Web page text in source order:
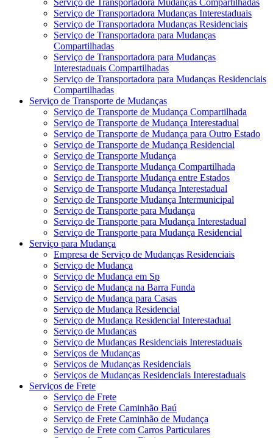
Serviço de Transportadora Mudanças Compartilhadas
Serviço de Transportadora Mudanças Interestaduais
Serviço de Transportadora Mudanças Residenciais
Serviço de Transportadora para Mudanças
Compartilhadas
Serviço de Transportadora para Mudanças
Interestaduais Compartilhadas
Serviço de Transportadora para Mudanças Residenciais
Compartilhadas
Serviço de Transporte de Mudanças
Serviço de Transporte de Mudança Compartilhada
Serviço de Transporte de Mudança Interestadual
Serviço de Transporte de Mudança para Outro Estado
Serviço de Transporte de Mudança Residencial
Serviço de Transporte Mudança
Serviço de Transporte Mudança Compartilhada
Serviço de Transporte Mudança entre Estados
Serviço de Transporte Mudança Interestadual
Serviço de Transporte Mudança Intermunicipal
Serviço de Transporte para Mudança
Serviço de Transporte para Mudança Interestadual
Serviço de Transporte para Mudança Residencial
Serviço para Mudança
Empresa de Serviço de Mudanças Residenciais
Serviço de Mudança
Serviço de Mudança em Sp
Serviço de Mudança na Barra Funda
Serviço de Mudança para Casas
Serviço de Mudança Residencial
Serviço de Mudança Residencial Interestadual
Serviço de Mudanças
Serviço de Mudanças Residenciais Interestaduais
Serviços de Mudanças
Serviços de Mudanças Residenciais
Serviços de Mudanças Residenciais Interestaduais
Serviços de Frete
Serviço de Frete
Serviço de Frete Caminhão Baú
Serviço de Frete Caminhão de Mudança
Serviço de Frete com Carros Particulares